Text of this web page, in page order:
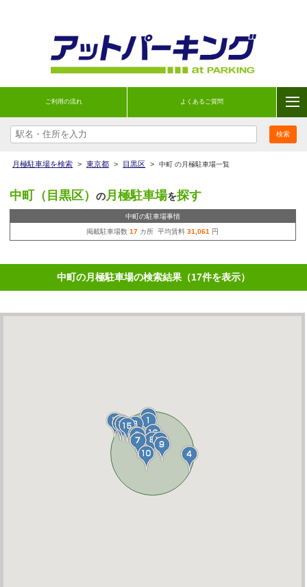
ご利用の流れ よくあるご質問
月極駐車場を検索 > 東京都 > 目黒区 > 中町 の月極駐車場一覧
中町（目黒区） の月極駐車場を探す
中町の駐車場事情
掲載駐車場数17 カ所 平均賃料31,061 円
中町の月極駐車場の検索結果（17件を表示）